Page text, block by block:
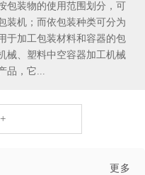
包装物的使用范围划分，可
装机；而依包装种类可分为
于加工包装材料和容器的包
械、塑料中空容器加工机械
品，它...
更多